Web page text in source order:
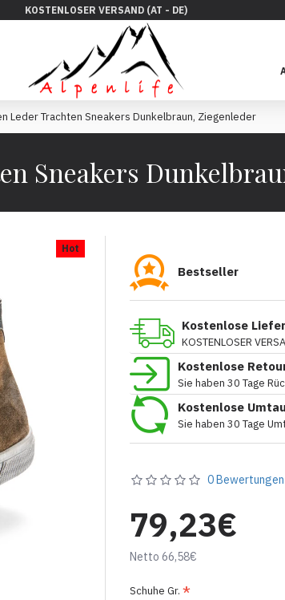
KOSTENLOSER VERSAND (AT - DE)
Leder Trachten Sneakers Dunkelbraun, Ziegenleder
Sneakers
Hot
Kostenlose
KOSTENLOSER
Kostenlose
Sie haben 30 Tage
Kostenlose
Sie haben 30 Tage
Bestseller
0 Bewertungen
79,23€
Netto 66,58€
Schuhe Gr.